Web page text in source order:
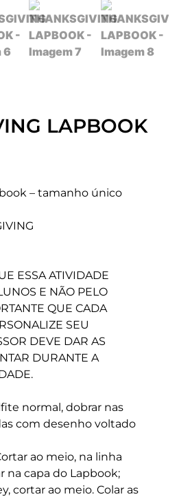
LAPBOOK
– tamanho único
ESSA ATIVIDADE
E NÃO PELO
QUE CADA
SEU
DEVE DAR AS
DURANTE A
normal, dobrar nas
com desenho voltado
ao meio, na linha
na capa do Lapbook;
cortar ao meio. Colar as